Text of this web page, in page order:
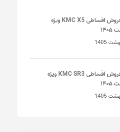
شرایط فروش اقساطی KMC X5 ویژه
شرایط فروش اقساطی KMC SR3 ویژه